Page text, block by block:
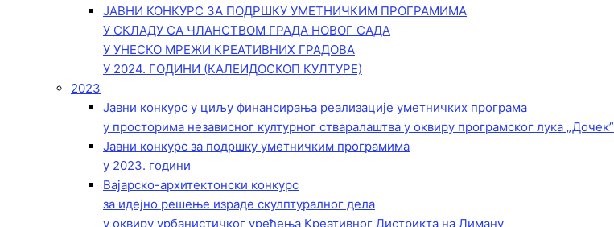
ЈАВНИ КОНКУРС ЗА ПОДРШКУ УМЕТНИЧКИМ ПРОГРАМИМА
У СКЛАДУ СА ЧЛАНСТВОМ ГРАДА НОВОГ САДА
У УНЕСКО МРЕЖИ КРЕАТИВНИХ ГРАДОВА
У 2024. ГОДИНИ (КАЛЕИДОСКОП КУЛТУРЕ)
2023
Јавни конкурс у циљу финансирања реализације уметничких програма
у просторима независног културног стваралаштва у оквиру програмског лука „Дочек”
Јавни конкурс за подршку уметничким програмима
у 2023. години
Вајарско-архитектонски конкурс
за идејно решење израде скулптуралног дела
у оквиру урбанистичког уређења Креативног Дистрикта на Лиману